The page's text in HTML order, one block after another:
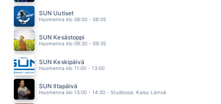
ELTON JOHN
04.16
SUN Uutiset
Huomenna klo 08:00 - 08:05
SUN Kesästoppi
Huomenna klo 09:30 - 09:35
SUN Keskipäivä
Huomenna klo 11:00 - 13:00
SUN Iltapäivä
Huomenna klo 13:00 - 14:30 - Studiossa: Kaisu Lämsä